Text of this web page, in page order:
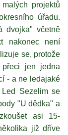
projektů
úřadu.
dvojka" včetně
nakonec není
se, protože
přeci jen jedna
- a ne ledajaké
Sezelim se
"U dědka" a
asi 15-
již dříve